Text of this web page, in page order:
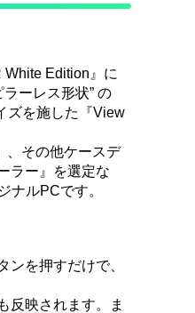
Edition』に
ーレス形状” の
ズを施した『View
、その他ケースデ
ラー』を選定な
ナルPCです。
ンを押すだけで、
反映されます。ま